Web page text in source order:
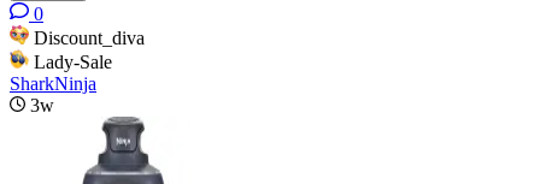
0
Discount_diva
Lady-Sale
SharkNinja
3w